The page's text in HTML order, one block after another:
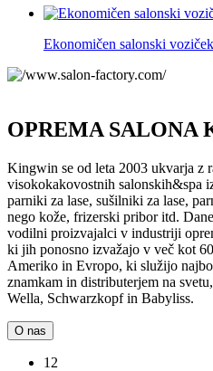
Ekonomičen salonski voziček
OPREMA SALONA
Kingwin se od leta 2003 ukvarja z
visokokakovostnih salonskih&spa
parniki za lase, sušilniki za lase,
nego kože, frizerski pribor itd.
vodilni proizvajalci v industriji
ki jih ponosno izvažajo v več kot
Ameriko in Evropo, ki služijo
znamkam in distributerjem na
Wella, Schwarzkopf in Babyliss.
O nas
12